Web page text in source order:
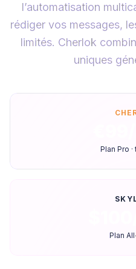
l’automatisation
rédiger vos messages,
limités. Cherlok
uniques
Plan Pro
Plan